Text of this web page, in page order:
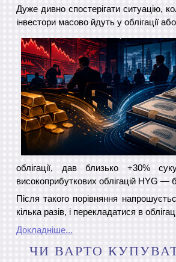
Дуже дивно спостерігати ситуацію,
інвестори масово йдуть у облігації
облігації, дав близько +30%
високоприбуткових облігацій HYG —
Після такого порівняння
кілька разів, і перекладатися в
Докладніше...
ЧИ ВАРТО